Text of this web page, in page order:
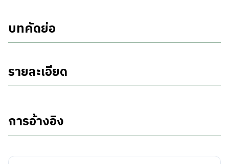
บทคัดย่อ
รายละเอียด
การอ้างอิง